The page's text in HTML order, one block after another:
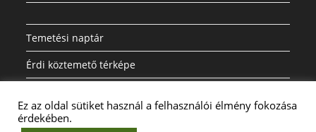
Temetési naptár
Érdi köztemető térképe
Ez az oldal sütiket használ a felhasználói élmény fokozása
érdekében.
A weboldalon a minőségi felhasználói élmény érdekében sütiket
használunk.